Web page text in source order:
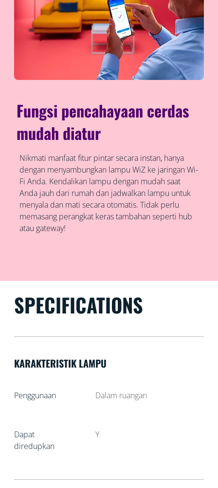
Fungsi pencahayaan cerdas
mudah diatur
Nikmati manfaat fitur pintar secara instan, hanya
dengan menyambungkan lampu WiZ ke jaringan Wi-
Fi Anda. Kendalikan lampu dengan mudah saat
Anda jauh dari rumah dan jadwalkan lampu untuk
menyala dan mati secara otomatis. Tidak perlu
memasang perangkat keras tambahan seperti hub
atau gateway!
SPECIFICATIONS
KARAKTERISTIK LAMPU
Penggunaan Dalam ruangan
Dapat
diredupkan
Y